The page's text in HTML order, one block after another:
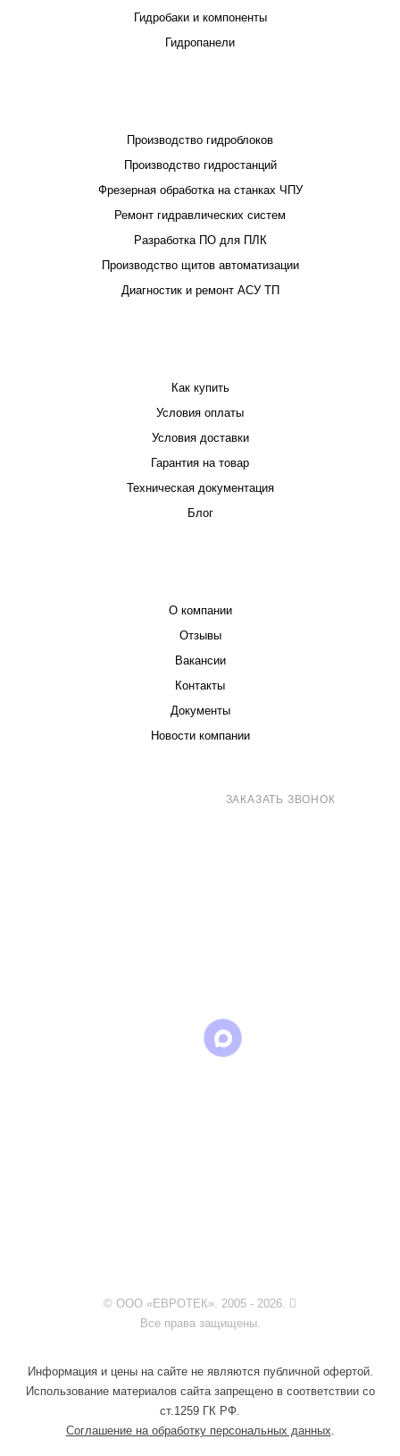
Гидробаки и компоненты
Гидропанели
Производство гидроблоков
Производство гидростанций
Фрезерная обработка на станках ЧПУ
Ремонт гидравлических систем
Разработка ПО для ПЛК
Производство щитов автоматизации
Диагностик и ремонт АСУ ТП
Как купить
Условия оплаты
Условия доставки
Гарантия на товар
Техническая документация
Блог
О компании
Отзывы
Вакансии
Контакты
Документы
Новости компании
ЗАКАЗАТЬ ЗВОНОК
© ООО «ЕВРОТЕК». 2005 - 2026.
Все права защищены.
Информация и цены на сайте не являются публичной офертой.
Использование материалов сайта запрещено в соответствии со
ст.1259 ГК РФ.
Соглашение на обработку персональных данных